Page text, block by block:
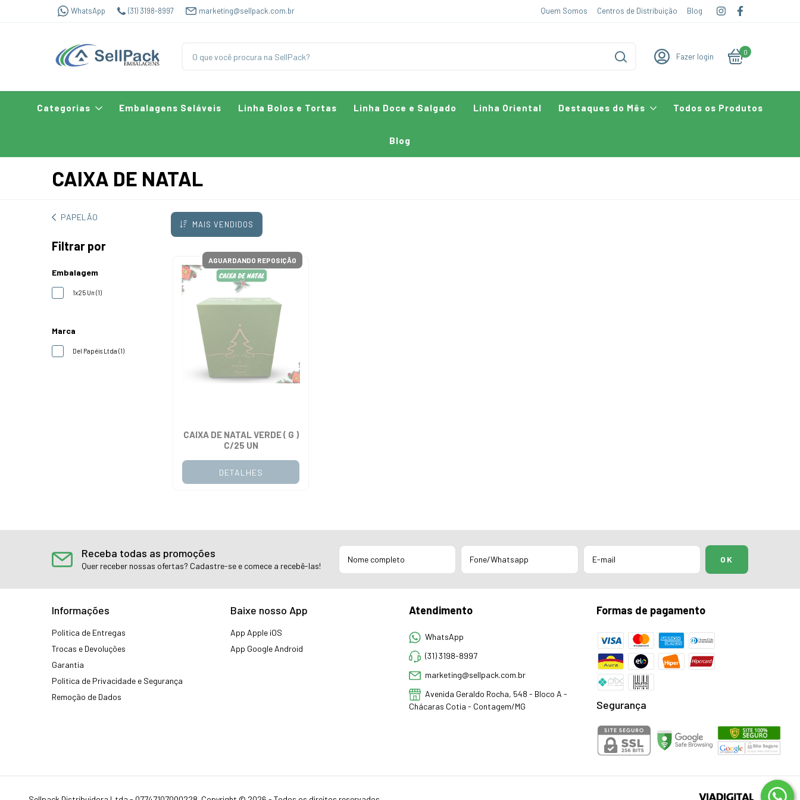
WhatsApp (31) 3198-8997 marketing@sellpack.com.br Quem Somos Centros de Distribuição Blog
Fazer login 0
Categorias Embalagens Seláveis Linha Bolos e Tortas Linha Doce e Salgado Linha Oriental Destaques do Mês Todos os Produtos
Blog
CAIXA DE NATAL
PAPELÃO
Filtrar por
Embalagem
1x25 Un (1)
Marca
Del Papéis Ltda (1)
MAIS VENDIDOS
AGUARDANDO REPOSIÇÃO
CAIXA DE NATAL VERDE ( G )
C/25 UN
DETALHES
Receba todas as promoções
Quer receber nossas ofertas? Cadastre-se e comece a recebê-las!
Informações
Politica de Entregas
Trocas e Devoluções
Garantia
Politica de Privacidade e Segurança
Remoção de Dados
Baixe nosso App
App Apple iOS
App Google Android
Atendimento
WhatsApp
(31) 3198-8997
marketing@sellpack.com.br
Avenida Geraldo Rocha, 548 - Bloco A -
Chácaras Cotia - Contagem/MG
Formas de pagamento
Segurança